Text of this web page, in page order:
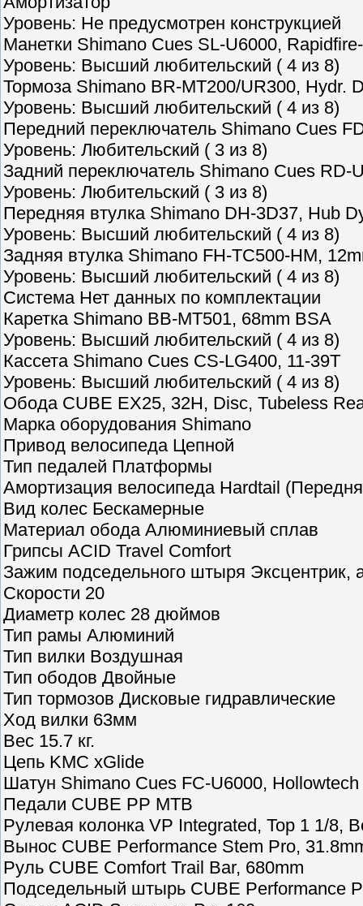
Уровень: Не предусмотрен конструкцией
Манетки Shimano Cues SL-U6000,
Уровень: Высший любительский ( 4 из 8)
Тормоза Shimano BR-MT200/UR300, Hydr.
Уровень: Высший любительский ( 4 из 8)
Передний переключатель Shimano Cues
Уровень: Любительский ( 3 из 8)
Задний переключатель Shimano Cues RD-
Уровень: Любительский ( 3 из 8)
Передняя втулка Shimano DH-3D37, Hub
Уровень: Высший любительский ( 4 из 8)
Задняя втулка Shimano FH-TC500-HM,
Уровень: Высший любительский ( 4 из 8)
Система Нет данных по комплектации
Каретка Shimano BB-MT501, 68mm BSA
Уровень: Высший любительский ( 4 из 8)
Кассета Shimano Cues CS-LG400, 11-39T
Уровень: Высший любительский ( 4 из 8)
Обода CUBE EX25, 32H, Disc, Tubeless
Марка оборудования Shimano
Привод велосипеда Цепной
Тип педалей Платформы
Амортизация велосипеда Hardtail
Вид колес Бескамерные
Материал обода Алюминиевый сплав
Грипсы ACID Travel Comfort
Зажим подседельного штыря Эксцентрик,
Скорости 20
Диаметр колес 28 дюймов
Тип рамы Алюминий
Тип вилки Воздушная
Тип ободов Двойные
Тип тормозов Дисковые гидравлические
Ход вилки 63мм
Вес 15.7 кг.
Цепь KMC xGlide
Шатун Shimano Cues FC-U6000,
Педали CUBE PP MTB
Рулевая колонка VP Integrated, Top 1 1/8,
Вынос CUBE Performance Stem Pro,
Руль CUBE Comfort Trail Bar, 680mm
Подседельный штырь CUBE Performance